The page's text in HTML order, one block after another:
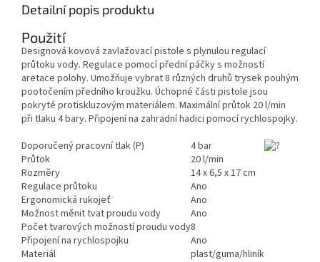
Detailní popis produktu
Použití
Designová kovová zavlažovací pistole s plynulou regulací
průtoku vody. Regulace pomocí přední páčky s možností
aretace polohy. Umožňuje vybrat 8 různých druhů trysek pouhým
pootočením předního kroužku. Úchopné části pistole jsou
pokryté protiskluzovým materiálem. Maximální průtok 20 l/min
při tlaku 4 bary. Připojení na zahradní hadici pomocí rychlospojky.
Doporučený pracovní tlak (P)
4 bar
Průtok
20 l/min
Rozměry
14 x 6,5 x 17 cm
Regulace průtoku
Ano
Ergonomická rukojeť
Ano
Možnost měnit tvat proudu vody
Ano
Počet tvarových možností proudu vody8
Připojení na rychlospojku
Ano
Materiál
plast/guma/hliník